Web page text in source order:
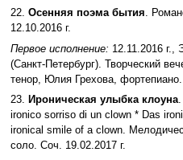
22. Осенняя поэма бытия.
12.10.2016 г.
Первое исполнение: 12.11.2016 г.,
(Санкт-Петербург). Творческий
тенор, Юлия Грехова, фортепиано.
23. Ироническая улыбка клоуна.
ironico sorriso di un clown * Das
ironical smile of a clown.
соло. Соч. 19.02.2017 г.